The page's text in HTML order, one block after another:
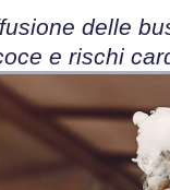
delle
e rischi